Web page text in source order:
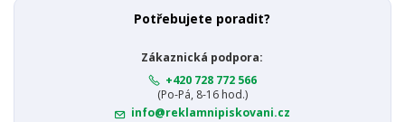
Potřebujete poradit?
Zákaznická podpora:
+420 728 772 566
(Po-Pá, 8-16 hod.)
info@reklamnipiskovani.cz